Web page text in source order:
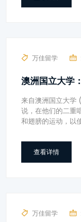
万佳留学
澳洲国立大学
来自澳洲国立大
说，在他们的二重
和翅膀的运动，以
查看详情
万佳留学